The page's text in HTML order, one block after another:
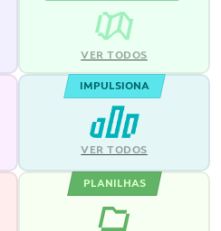
VER TODOS
IMPULSIONA
VER TODOS
PLANILHAS